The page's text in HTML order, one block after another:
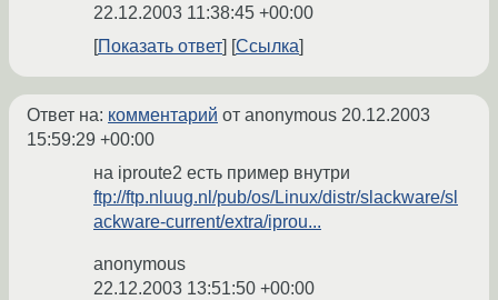
22.12.2003 11:38:45 +00:00
Показать ответ
Ссылка
Ответ на: комментарий от anonymous 20.12.2003
15:59:29 +00:00
на iproute2 есть пример внутри
ftp://ftp.nluug.nl/pub/os/Linux/distr/slackware/sl
ackware-current/extra/iprou...
anonymous
22.12.2003 13:51:50 +00:00